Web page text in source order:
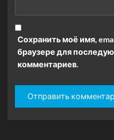
Сохранить моё имя,
браузере для
комментариев.